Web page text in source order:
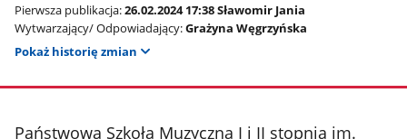
Pierwsza publikacja:26.02.2024 17:38 Sławomir Jania
Wytwarzający/ Odpowiadający:Grażyna Węgrzyńska
Pokaż historię zmian
stopka
Państwowa Szkoła Muzyczna I i II stopnia im.